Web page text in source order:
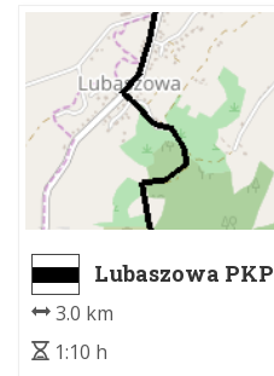
Lubaszowa
3.0 km
1:10 h